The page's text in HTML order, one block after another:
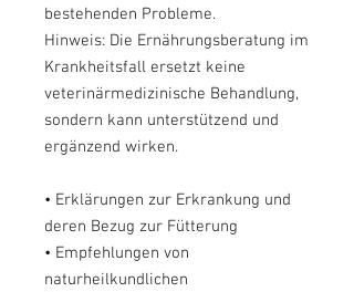
bestehenden Probleme.
Hinweis: Die Ernährungsberatung im
Krankheitsfall ersetzt keine
veterinärmedizinische Behandlung,
sondern kann unterstützend und
ergänzend wirken.
• Erklärungen zur Erkrankung und
deren Bezug zur Fütterung
• Empfehlungen von
naturheilkundlichen